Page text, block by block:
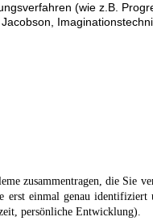
(wie z.B.
zusammentragen, die Sie
einmal genau identifiziert
persönliche Entwicklung).